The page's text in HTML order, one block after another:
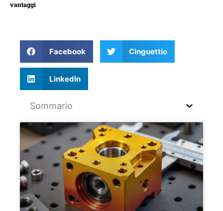
vantaggi
Facebook Cinguettio
LinkedIn
Sommario